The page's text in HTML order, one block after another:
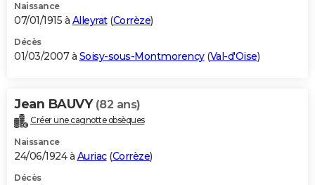
Naissance
07/01/1915 à Alleyrat(Corrèze)
Décès
01/03/2007 à Soisy-sous-Montmorency(Val-d'Oise)
Jean BAUVY (82 ans)
Créer une cagnotte obsèques
Naissance
24/06/1924 à Auriac(Corrèze)
Décès